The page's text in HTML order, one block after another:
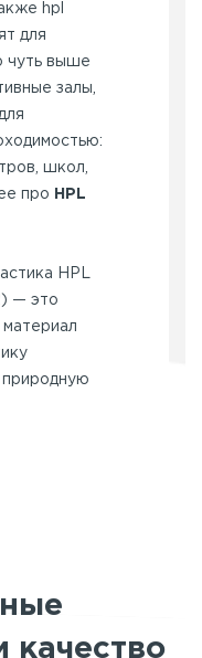
hpl
для
чуть выше
залы,
школ,
про
HPL
HPL
— это
природную
качество